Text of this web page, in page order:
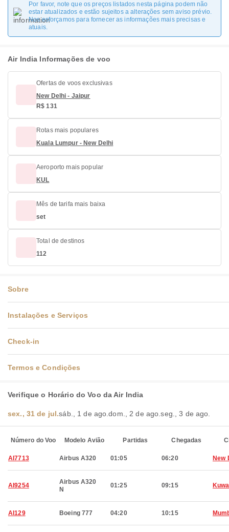
Por favor, note que os preços listados nesta página podem não
estar atualizados e estão sujeitos a alterações sem aviso prévio.
Nos esforçamos para fornecer as informações mais precisas e
atuais.
Air India Informações de voo
Ofertas de voos exclusivas
New Delhi - Jaipur
R$ 131
Rotas mais populares
Kuala Lumpur - New Delhi
Aeroporto mais popular
KUL
Mês de tarifa mais baixa
set
Total de destinos
112
Sobre
Instalações e Serviços
Check-in
Termos e Condições
Verifique o Horário do Voo da Air India
sex., 31 de jul.sáb., 1 de ago.dom., 2 de ago.seg., 3 de ago.
Número do Voo Modelo Avião Partidas Chegadas
AI7713 Airbus A320 01:05 06:20 New
AI9254
Airbus A320
N
01:25 09:15
AI129 Boeing 777 04:20 10:15